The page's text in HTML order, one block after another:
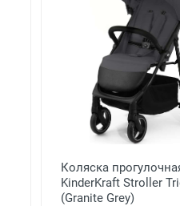
Коляска
KinderKraft Stroller
(Granite Grey)